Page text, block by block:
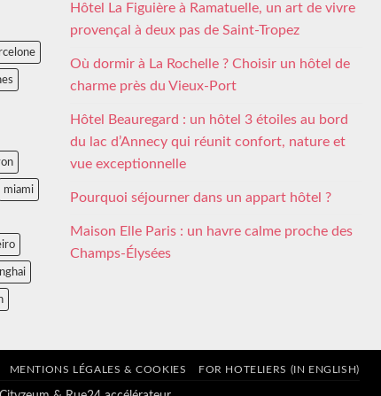
miami
Hôtel La Figuière à Ramatuelle, un art de vivre
provençal à deux pas de Saint-Tropez
Où dormir à La Rochelle ? Choisir un hôtel de
charme près du Vieux-Port
Hôtel Beauregard : un hôtel 3 étoiles au bord
du lac d’Annecy qui réunit confort, nature et
vue exceptionnelle
Pourquoi séjourner dans un appart hôtel ?
Maison Elle Paris : un havre calme proche des
Champs-Élysées
MENTIONS LÉGALES & COOKIES FOR HOTELIERS (IN ENGLISH)